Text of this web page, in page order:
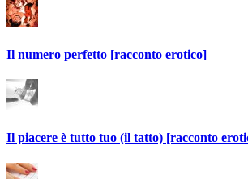
Il numero perfetto [racconto erotico]
Il piacere è tutto tuo (il tatto) [racconto